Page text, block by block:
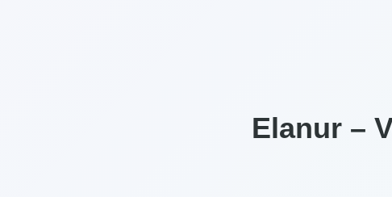
Elanur –